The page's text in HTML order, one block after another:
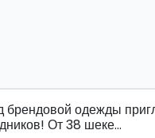
брендовой одежды
От 38 шеке...